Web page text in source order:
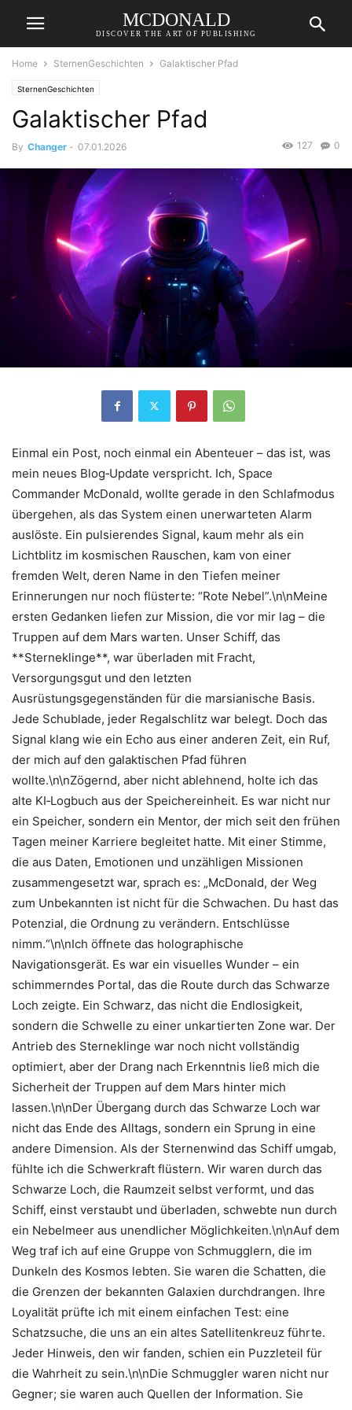
MCDONALD
DISCOVER THE ART OF PUBLISHING
Home SternenGeschichten Galaktischer Pfad
SternenGeschichten
Galaktischer Pfad
By Changer - 07.01.2026 0
127
Einmal ein Post, noch einmal ein Abenteuer – das ist, was
mein neues Blog‑Update verspricht. Ich, Space
Commander McDonald, wollte gerade in den Schlafmodus
übergehen, als das System einen unerwarteten Alarm
auslöste. Ein pulsierendes Signal, kaum mehr als ein
Lichtblitz im kosmischen Rauschen, kam von einer
fremden Welt, deren Name in den Tiefen meiner
Erinnerungen nur noch flüsterte: “Rote Nebel”.\n\nMeine
ersten Gedanken liefen zur Mission, die vor mir lag – die
Truppen auf dem Mars warten. Unser Schiff, das
**Sterneklinge**, war überladen mit Fracht,
Versorgungsgut und den letzten
Ausrüstungsgegenständen für die marsianische Basis.
Jede Schublade, jeder Regalschlitz war belegt. Doch das
Signal klang wie ein Echo aus einer anderen Zeit, ein Ruf,
der mich auf den galaktischen Pfad führen
wollte.\n\nZögernd, aber nicht ablehnend, holte ich das
alte KI‑Logbuch aus der Speichereinheit. Es war nicht nur
ein Speicher, sondern ein Mentor, der mich seit den frühen
Tagen meiner Karriere begleitet hatte. Mit einer Stimme,
die aus Daten, Emotionen und unzähligen Missionen
zusammengesetzt war, sprach es: „McDonald, der Weg
zum Unbekannten ist nicht für die Schwachen. Du hast das
Potenzial, die Ordnung zu verändern. Entschlüsse
nimm.“\n\nIch öffnete das holographische
Navigationsgerät. Es war ein visuelles Wunder – ein
schimmerndes Portal, das die Route durch das Schwarze
Loch zeigte. Ein Schwarz, das nicht die Endlosigkeit,
sondern die Schwelle zu einer unkartierten Zone war. Der
Antrieb des Sterneklinge war noch nicht vollständig
optimiert, aber der Drang nach Erkenntnis ließ mich die
Sicherheit der Truppen auf dem Mars hinter mich
lassen.\n\nDer Übergang durch das Schwarze Loch war
nicht das Ende des Alltags, sondern ein Sprung in eine
andere Dimension. Als der Sternenwind das Schiff umgab,
fühlte ich die Schwerkraft flüstern. Wir waren durch das
Schwarze Loch, die Raumzeit selbst verformt, und das
Schiff, einst verstaubt und überladen, schwebte nun durch
ein Nebelmeer aus unendlicher Möglichkeiten.\n\nAuf dem
Weg traf ich auf eine Gruppe von Schmugglern, die im
Dunkeln des Kosmos lebten. Sie waren die Schatten, die
die Grenzen der bekannten Galaxien durchdrangen. Ihre
Loyalität prüfte ich mit einem einfachen Test: eine
Schatzsuche, die uns an ein altes Satellitenkreuz führte.
Jeder Hinweis, den wir fanden, schien ein Puzzleteil für
die Wahrheit zu sein.\n\nDie Schmuggler waren nicht nur
Gegner; sie waren auch Quellen der Information. Sie